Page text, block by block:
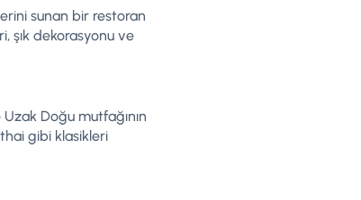
sunan bir restoran
şık dekorasyonu ve
Doğu mutfağının
gibi klasikleri